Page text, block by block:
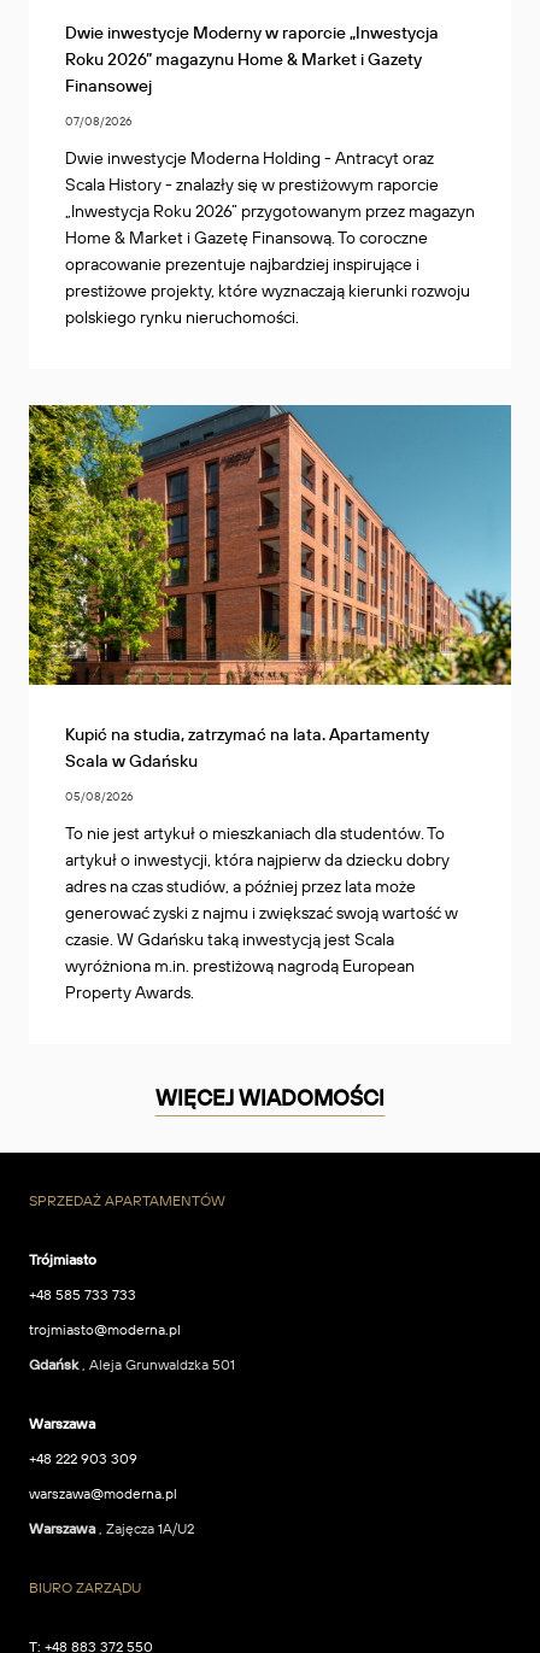
Dwie inwestycje Moderny w raporcie „Inwestycja
Roku 2026” magazynu Home & Market i Gazety
Finansowej
07/08/2026
Dwie inwestycje Moderna Holding - Antracyt oraz
Scala History - znalazły się w prestiżowym raporcie
„Inwestycja Roku 2026” przygotowanym przez magazyn
Home & Market i Gazetę Finansową. To coroczne
opracowanie prezentuje najbardziej inspirujące i
prestiżowe projekty, które wyznaczają kierunki rozwoju
polskiego rynku nieruchomości.
Kupić na studia, zatrzymać na lata. Apartamenty
Scala w Gdańsku
05/08/2026
To nie jest artykuł o mieszkaniach dla studentów. To
artykuł o inwestycji, która najpierw da dziecku dobry
adres na czas studiów, a później przez lata może
generować zyski z najmu i zwiększać swoją wartość w
czasie. W Gdańsku taką inwestycją jest Scala
wyróżniona m.in. prestiżową nagrodą European
Property Awards.
WIĘCEJ WIADOMOŚCI
SPRZEDAŻ APARTAMENTÓW
Trójmiasto
+48 585 733 733
trojmiasto@moderna.pl
Gdańsk , Aleja Grunwaldzka 501
Warszawa
+48 222 903 309
warszawa@moderna.pl
Warszawa , Zajęcza 1A/U2
BIURO ZARZĄDU
T: +48 883 372 550